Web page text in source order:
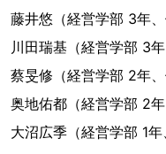
藤井悠（経営学部 3年、
川田瑞基（経営学部 3
蔡旻修（経営学部 2年、
奥地佑都（経営学部 2年
大沼広季（経営学部 1年